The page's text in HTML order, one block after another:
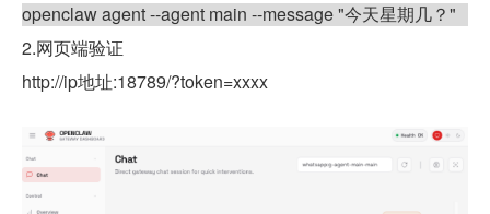
openclaw agent --agent main --message "今天星期几？"
2.网页端验证
http://ip地址:18789/?token=xxxx